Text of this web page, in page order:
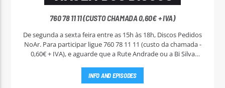
760 78 11 11 (CUSTO CHAMADA 0,60€ + IVA)
De segunda a sexta feira entre as 15h às 18h, Discos Pedidos
NoAr. Para participar ligue 760 78 11 11 (custo da chamada -
0,60€ + IVA), e aguarde que a Rute Andrade ou a Bi Silva
INFO AND EPISODES